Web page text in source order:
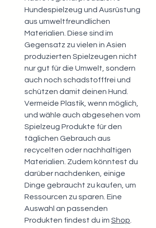
Hundespielzeug und Ausrüstung
aus umweltfreundlichen
Materialien. Diese sind im
Gegensatz zu vielen in Asien
produzierten Spielzeugen nicht
nur gut für die Umwelt, sondern
auch noch schadstofffrei und
schützen damit deinen Hund.
Vermeide Plastik, wenn möglich,
und wähle auch abgesehen vom
Spielzeug Produkte für den
täglichen Gebrauch aus
recycelten oder nachhaltigen
Materialien. Zudem könntest du
darüber nachdenken, einige
Dinge gebraucht zu kaufen, um
Ressourcen zu sparen. Eine
Auswahl an passenden
Produkten findest du im Shop.